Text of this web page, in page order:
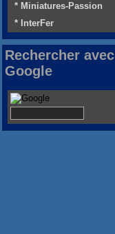
* Miniatures-Passion
* InterFer
Rechercher avec
Google